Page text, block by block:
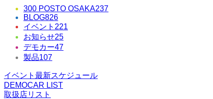
300 POSTO OSAKA237
BLOG826
イベント 221
お知らせ25
デモカー47
製品107
イベント最新スケジュール
DEMOCAR LIST
取扱店リスト